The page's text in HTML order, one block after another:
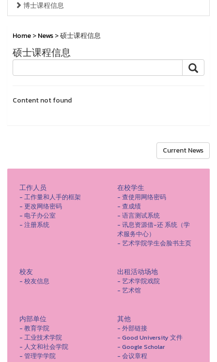
博士课程信息
Home>News> 硕士课程信息
硕士课程信息
Content not found
Current News
工作人员
- 工作量和人手的框架
- 更改网络密码
- 电子办公室
- 注册系统
在校学生
- 查使用网络密码
- 查成绩
- 语言测试系统
- 讯息资源借-还 系统（学
术服务中心）
- 艺术学院学生会脸书主页
校友
- 校友信息
出租活动场地
- 艺术学院戏院
- 艺术馆
内部单位
- 教育学院
- 工业技术学院
- 人文和社会学院
- 管理学学院
其他
- 外部链接
- Good University 文件
- Google Scholar
- 会议章程